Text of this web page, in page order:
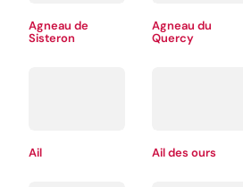
Agneau de
Sisteron
Agneau du
Quercy
Ail Ail des ours